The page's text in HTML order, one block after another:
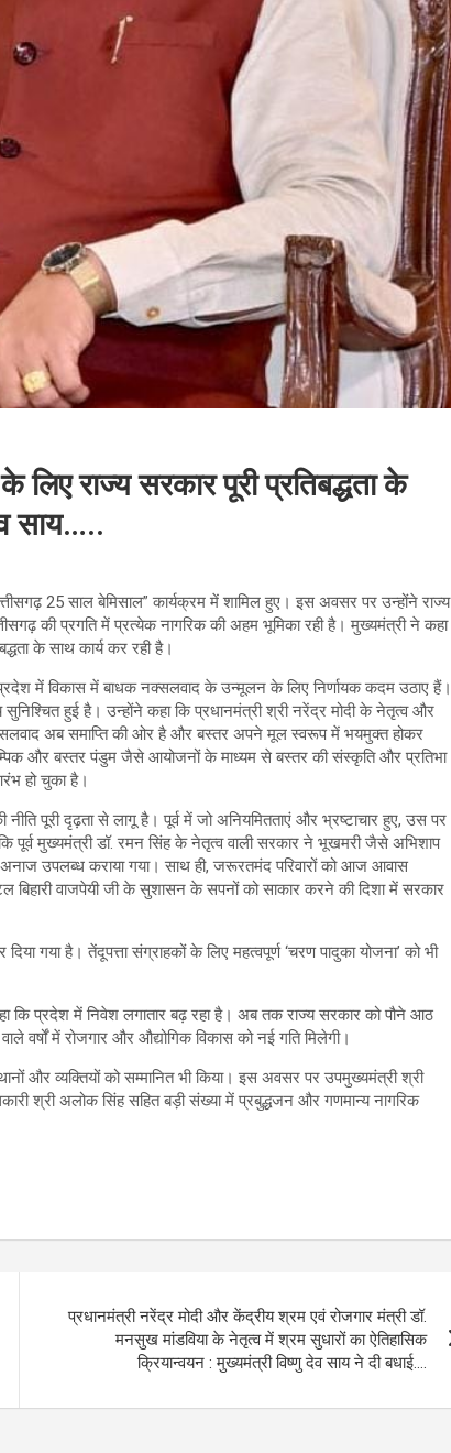
राज्य सरकार पूरी प्रतिबद्धता के
साय…..
25 साल बेमिसाल” कार्यक्रम में शामिल हुए। इस अवसर पर उन्होंने राज्य
की प्रगति में प्रत्येक नागरिक की अहम भूमिका रही है। मुख्यमंत्री ने कहा
के साथ कार्य कर रही है।
में विकास में बाधक नक्सलवाद के उन्मूलन के लिए निर्णायक कदम उठाए हैं।
हुई है। उन्होंने कहा कि प्रधानमंत्री श्री नरेंद्र मोदी के नेतृत्व और
अब समाप्ति की ओर है और बस्तर अपने मूल स्वरूप में भयमुक्त होकर
और बस्तर पंडुम जैसे आयोजनों के माध्यम से बस्तर की संस्कृति और प्रतिभा
हो चुका है।
पूरी दृढ़ता से लागू है। पूर्व में जो अनियमितताएं और भ्रष्टाचार हुए, उस पर
पूर्व मुख्यमंत्री डॉ. रमन सिंह के नेतृत्व वाली सरकार ने भूखमरी जैसे अभिशाप
उपलब्ध कराया गया। साथ ही, जरूरतमंद परिवारों को आज आवास
बिहारी वाजपेयी जी के सुशासन के सपनों को साकार करने की दिशा में सरकार
गया है। तेंदूपत्ता संग्राहकों के लिए महत्वपूर्ण ‘चरण पादुका योजना’ को भी
कि प्रदेश में निवेश लगातार बढ़ रहा है। अब तक राज्य सरकार को पौने आठ
में रोजगार और औद्योगिक विकास को नई गति मिलेगी।
और व्यक्तियों को सम्मानित भी किया। इस अवसर पर उपमुख्यमंत्री श्री
श्री अलोक सिंह सहित बड़ी संख्या में प्रबुद्धजन और गणमान्य नागरिक
प्रधानमंत्री नरेंद्र मोदी और केंद्रीय श्रम एवं रोजगार मंत्री डॉ.
मनसुख मांडविया के नेतृत्व में श्रम सुधारों का ऐतिहासिक
क्रियान्वयन : मुख्यमंत्री विष्णु देव साय ने दी बधाई….